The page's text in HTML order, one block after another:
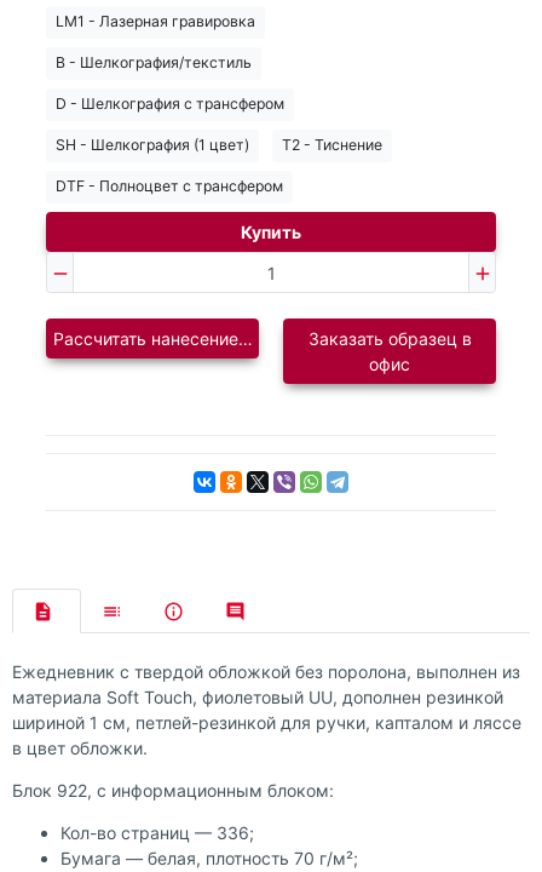
LM1 - Лазерная гравировка
B - Шелкография/текстиль
D - Шелкография с трансфером
SH - Шелкография (1 цвет) T2 - Тиснение
DTF - Полноцвет с трансфером
Купить
Рассчитать нанесение логотипаЗаказать образец в
офис
Ежедневник с твердой обложкой без поролона, выполнен из
материала Soft Touch, фиолетовый UU, дополнен резинкой
шириной 1 см, петлей-резинкой для ручки, капталом и ляссе
в цвет обложки.
Блок 922, с информационным блоком:
Кол-во страниц — 336;
Бумага — белая, плотность 70 г/м²;